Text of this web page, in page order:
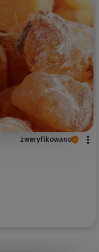
zweryfikowano